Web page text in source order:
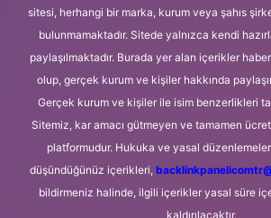
sitesi, herhangi bir marka, kurum veya şahıs
bulunmamaktadır. Sitede yalnızca kendi
paylaşılmaktadır. Burada yer alan içerikler
olup, gerçek kurum ve kişiler hakkında
Gerçek kurum ve kişiler ile isim benzerlikleri
Sitemiz, kar amacı gütmeyen ve tamamen
platformudur. Hukuka ve yasal
düşündüğünüz içerikleri,
bildirmeniz halinde, ilgili içerikler yasal süre
kaldırılacaktır.